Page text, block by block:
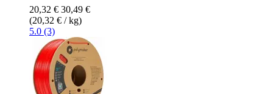
20,32 € 30,49 €
(20,32 € / kg)
5.0 (3)